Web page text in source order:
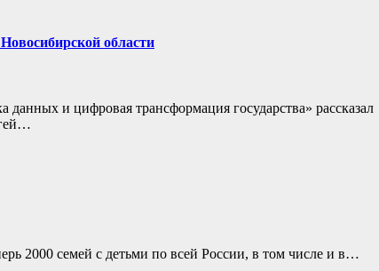
области
и цифровая трансформация государства» рассказал
2000 семей с детьми по всей России, в том числе и в…